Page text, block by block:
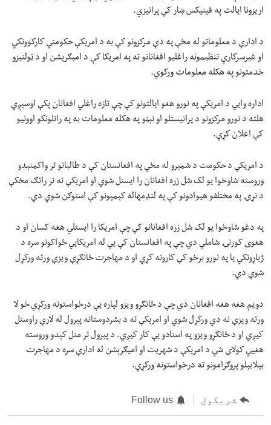
اریزونا ایالت په فینیکس ښار کې پرانیزي.
د ادارې د معلوماتو له مخې په دې مرکزونو کې به د امریکې حکومتي کارکوونکي
او غیرسرکاري تنظیمونه راغلیو افغانانو ته په امریکا کې د امیګرېشن او د ټولنیزو
خدمتونو په هکله معلومات ورکوي.
اداره وایي د امریکې په نورو هغو ایالتونو کې چې تازه راغلي افغانان پکې اوسېږي
هلته د نورو مرکزونو د پرانیستلو او نېټو په هکله معلومات به په راتلونکو اوونیو
کې اعلان کړي.
د امریکې د حکومت د شمېرو له مخې په افغانستان کې د طالبانو تر واکمنېدو
وروسته شاوخوا یو لک شل زره افغانان را ایستل شوي او امریکې ته تر راتګ مخکې
د نړۍ په مختلفو هیوادونو کې په لنډمهاله کېمپونو کې استوګن شوي دي.
په دغو شاوخوا یو لک شل زره افغانانو کې چې امریکا را ایستلي هغه کسان او د
هغوی کورنۍ شاملې دي چې په افغانستان کې یې له امریکایي ځواکونو سره د
ژباړونکي یا په نورو برخو کې کارونه کړي او د مهاجرت ځانګړې ویزې ورته ورکړل
شوې دي.
دویم هغه هغه افغانان دي چې د ځانګړو ویزو لپاره یې درخواستونه ورکړي خو لا
ورته ویزې نه دي ورکړل شوي او امریکې ته د بشردوستانه پېرول له لارې راوستل
کیږي او د ځانګړو ویزو په اسنادو یې کار کیږي. د پېرول تر منل کېدو وروسته
هغیي کولای شي د امریکې د شهریت او امیګرېشن له ادارې سره د مهاجرت
بېلابېلو پروګرامونو ته درخواستونه ورکړي.
شریکول Follow us